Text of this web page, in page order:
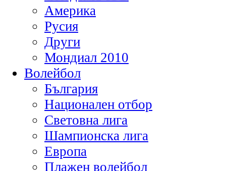
Америка
Русия
Други
Мондиал 2010
Волейбол
България
Национален отбор
Световна лига
Шампионска лига
Европа
Плажен волейбол